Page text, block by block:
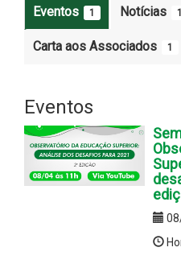
Eventos 1 Notícias 1
Carta aos Associados 1
Eventos